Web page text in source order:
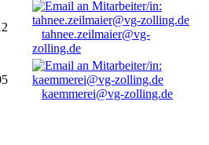
tahnee.zeilmaier@vg-
zolling.de
kaemmerei@vg-zolling.de